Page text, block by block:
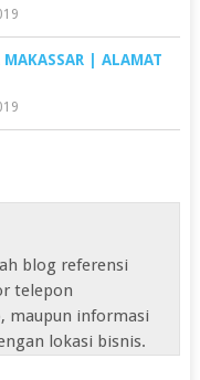
| ALAMAT
blog referensi
telepon
maupun informasi
lokasi bisnis.